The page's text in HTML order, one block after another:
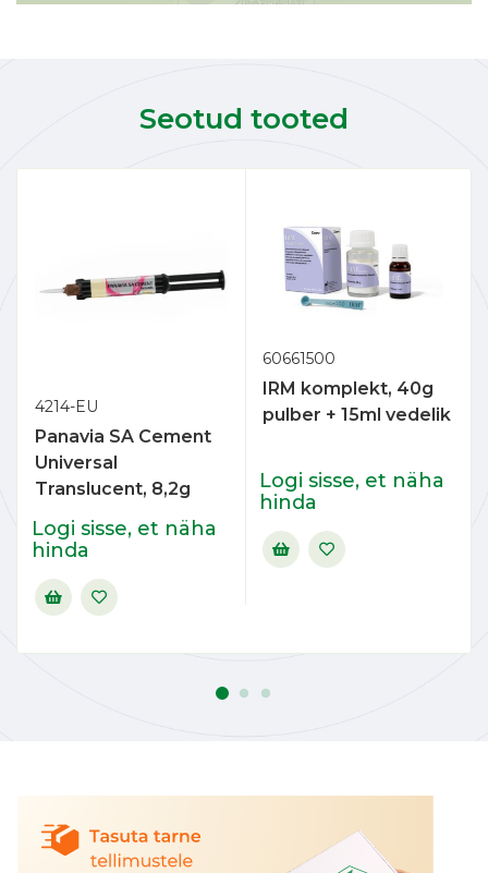
Seotud tooted
4214-EU
Panavia SA Cement
Universal
Translucent, 8,2g
Logi sisse, et näha
hinda
60661500
IRM komplekt, 40g
pulber + 15ml vedelik
Logi sisse, et näha
hinda